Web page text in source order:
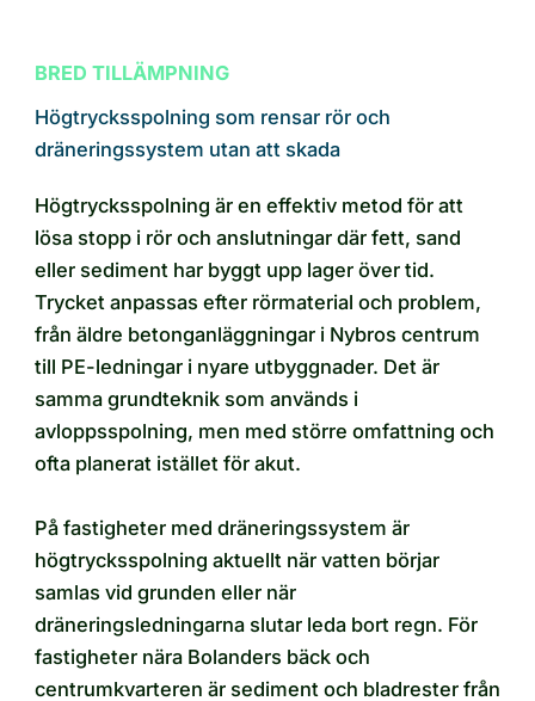
BRED TILLÄMPNING
Högtrycksspolning som rensar rör och
dräneringssystem utan att skada
Högtrycksspolning är en effektiv metod för att
lösa stopp i rör och anslutningar där fett, sand
eller sediment har byggt upp lager över tid.
Trycket anpassas efter rörmaterial och problem,
från äldre betonganläggningar i Nybros centrum
till PE-ledningar i nyare utbyggnader. Det är
samma grundteknik som används i
avloppsspolning, men med större omfattning och
ofta planerat istället för akut.
På fastigheter med dräneringssystem är
högtrycksspolning aktuellt när vatten börjar
samlas vid grunden eller när
dräneringsledningarna slutar leda bort regn. För
fastigheter nära Bolanders bäck och
centrumkvarteren är sediment och bladrester från